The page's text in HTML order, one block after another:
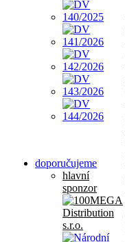
doporučujeme
hlavní
sponzor